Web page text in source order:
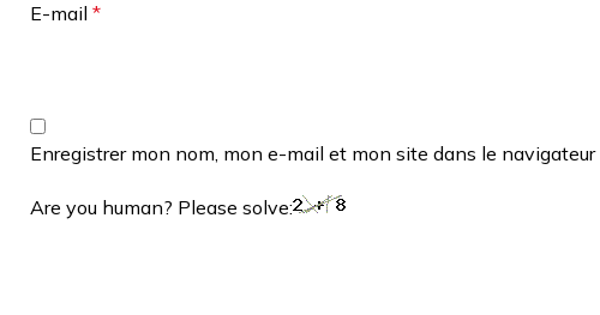
E-mail *
Enregistrer mon nom, mon e-mail et mon site dans le
Are you human? Please solve: